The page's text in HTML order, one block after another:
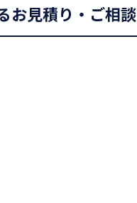
お見積り・ご相談